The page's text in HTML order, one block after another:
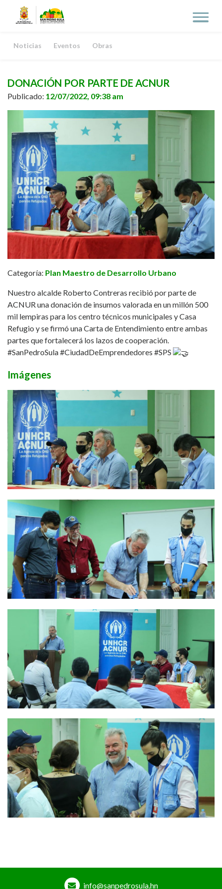
Noticias Eventos Obras
DONACIÓN POR PARTE DE ACNUR
Publicado: 12/07/2022, 09:38 am
Categoría: Plan Maestro de Desarrollo Urbano
Nuestro alcalde Roberto Contreras recibió por parte de
ACNUR una donación de insumos valorada en un millón 500
mil lempiras para los centro técnicos municipales y Casa
Refugio y se firmó una Carta de Entendimiento entre ambas
partes que fortalecerá los lazos de cooperación.
#SanPedroSula#CiudadDeEmprendedores #SPS
Imágenes
info@sanpedrosula.hn